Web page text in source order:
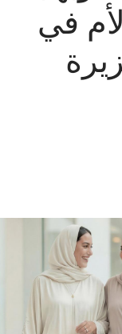
في